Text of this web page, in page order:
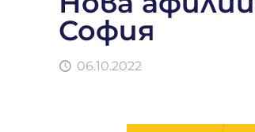
София
06.10.2022